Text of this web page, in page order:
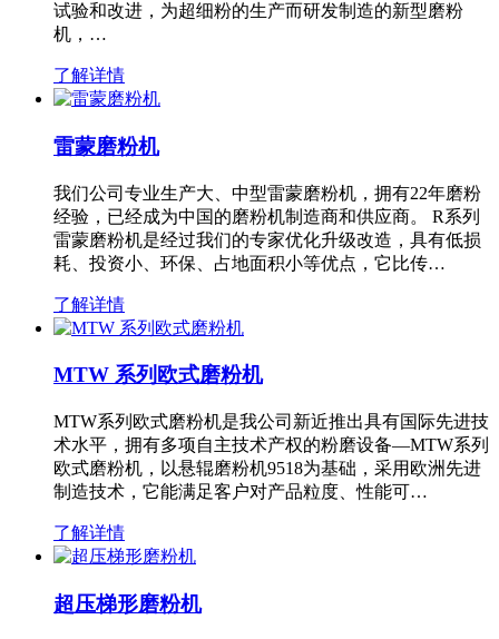
试验和改进，为超细粉的生产而研发制造的新型磨粉
机，…
了解详情
雷蒙磨粉机
我们公司专业生产大、中型雷蒙磨粉机，拥有22年磨粉
经验，已经成为中国的磨粉机制造商和供应商。 R系列
雷蒙磨粉机是经过我们的专家优化升级改造，具有低损
耗、投资小、环保、占地面积小等优点，它比传…
了解详情
MTW 系列欧式磨粉机
MTW系列欧式磨粉机是我公司新近推出具有国际先进技
术水平，拥有多项自主技术产权的粉磨设备—MTW系列
欧式磨粉机，以悬辊磨粉机9518为基础，采用欧洲先进
制造技术，它能满足客户对产品粒度、性能可…
了解详情
超压梯形磨粉机